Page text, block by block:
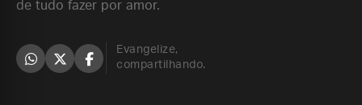
de tudo fazer por amor.
Evangelize,
compartilhando.